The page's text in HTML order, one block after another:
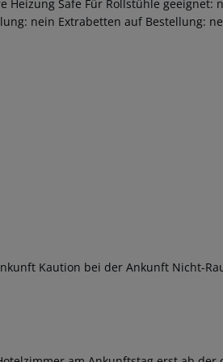
Safe Für Rollstühle geeignet:
nein Extrabetten auf Bestellung:
Kaution bei der Ankunft Nicht-